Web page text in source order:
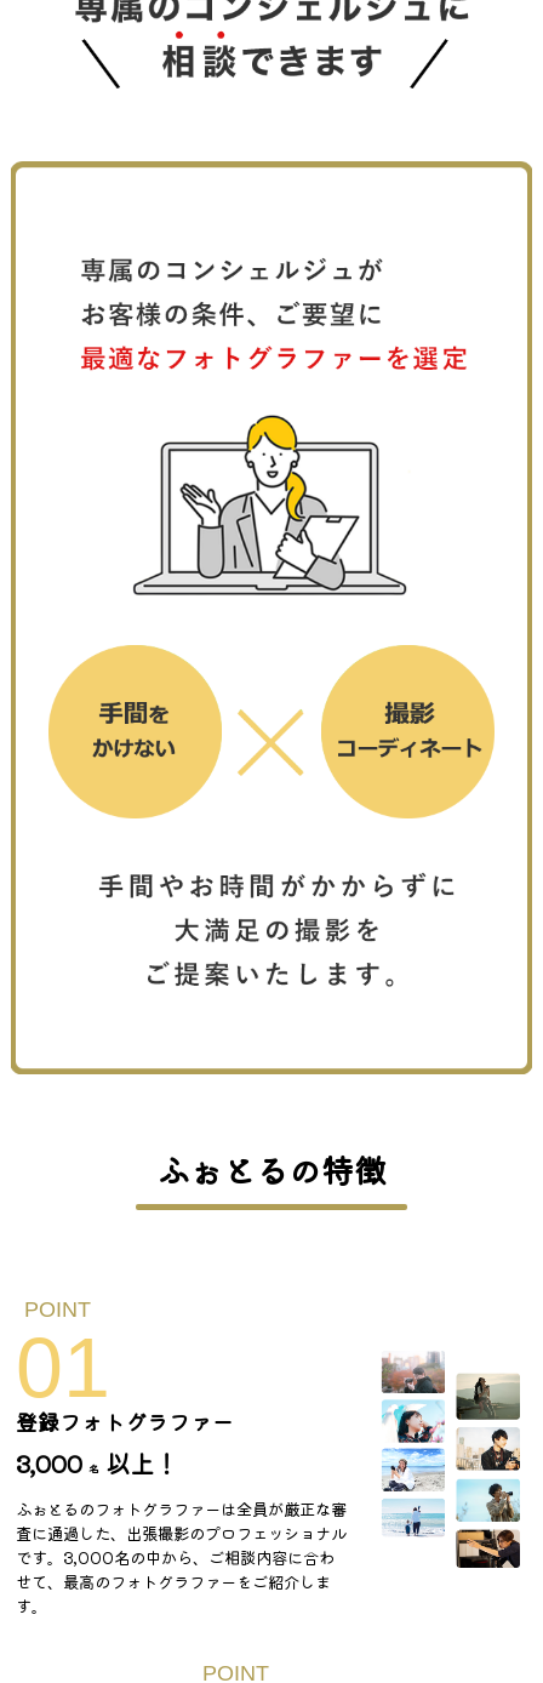
ふぉとるの特徴
01
登録フォトグラファー
3,000名 以上！
ふぉとるのフォトグラファーは全員が厳正な審
査に通過した、出張撮影のプロフェッショナル
です。3,000名の中から、ご相談内容に合わ
せて、最高のフォトグラファーをご紹介しま
す。